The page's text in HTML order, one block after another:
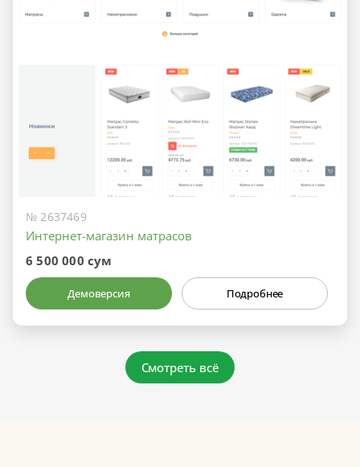
№ 2637469
Интернет-магазин матрасов
6 500 000 сум
Демоверсия Подробнее
Смотреть всё